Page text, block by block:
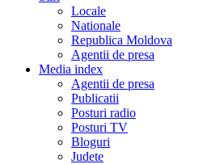
Locale
Nationale
Republica Moldova
Agentii de presa
Media index
Agentii de presa
Publicatii
Posturi radio
Posturi TV
Bloguri
Judete